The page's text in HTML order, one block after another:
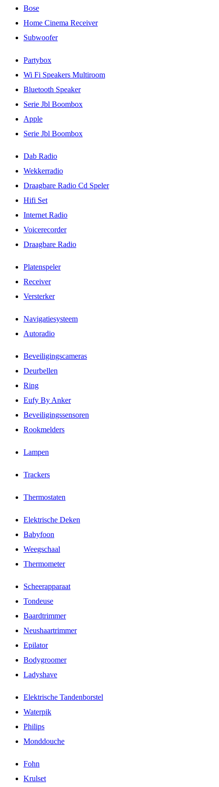
Bose
Home Cinema Receiver
Subwoofer
Partybox
Wi Fi Speakers Multiroom
Bluetooth Speaker
Serie Jbl Boombox
Apple
Serie Jbl Boombox
Dab Radio
Wekkerradio
Draagbare Radio Cd Speler
Hifi Set
Internet Radio
Voicerecorder
Draagbare Radio
Platenspeler
Receiver
Versterker
Navigatiesysteem
Autoradio
Beveiligingscameras
Deurbellen
Ring
Eufy By Anker
Beveiligingssensoren
Rookmelders
Lampen
Trackers
Thermostaten
Elektrische Deken
Babyfoon
Weegschaal
Thermometer
Scheerapparaat
Tondeuse
Baardtrimmer
Neushaartrimmer
Epilator
Bodygroomer
Ladyshave
Elektrische Tandenborstel
Waterpik
Philips
Monddouche
Fohn
Krulset